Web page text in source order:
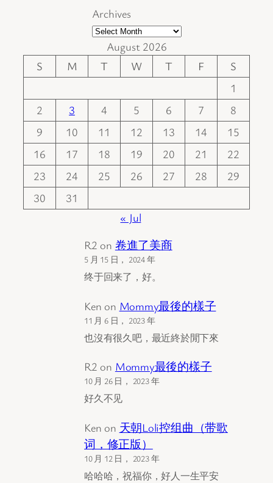
Archives
August 2026
S
M T W T F
S
1
2
3 4 5 6 7
8
9
10 11 12 13 14
15
16
17 18 19 20 21
22
23
24 25 26 27 28
29
30
31
« Jul
R2 on 卷進了美商
5 月 15 日， 2024 年
终于回来了，好。
Ken on Mommy最後的樣子
11 月 6 日， 2023 年
也沒有很久吧，最近終於閒下來
R2 on Mommy最後的樣子
10 月 26 日， 2023 年
好久不见
Ken on 天朝Loli控组曲（带歌
词，修正版）
10 月 12 日， 2023 年
哈哈哈，祝福你，好人一生平安